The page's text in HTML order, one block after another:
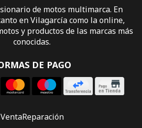
de motos multimarca. En
en Vilagarcía como la online,
y productos de las marcas más
conocidas.
DE PAGO
VentaReparación